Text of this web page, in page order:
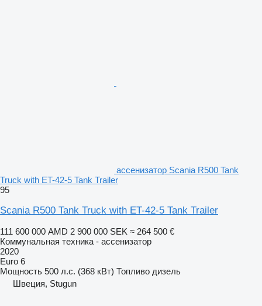
ассенизатор Scania R500 Tank
Truck with ET-42-5 Tank Trailer
95
Scania R500 Tank Truck with ET-42-5 Tank Trailer
111 600 000 AMD 2 900 000 SEK ≈ 264 500 €
Коммунальная техника - ассенизатор
2020
Euro 6
Мощность 500 л.с. (368 кВт) Топливо дизель
Швеция, Stugun